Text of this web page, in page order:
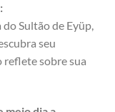
Sultão de Eyüp,
seu
sobre sua